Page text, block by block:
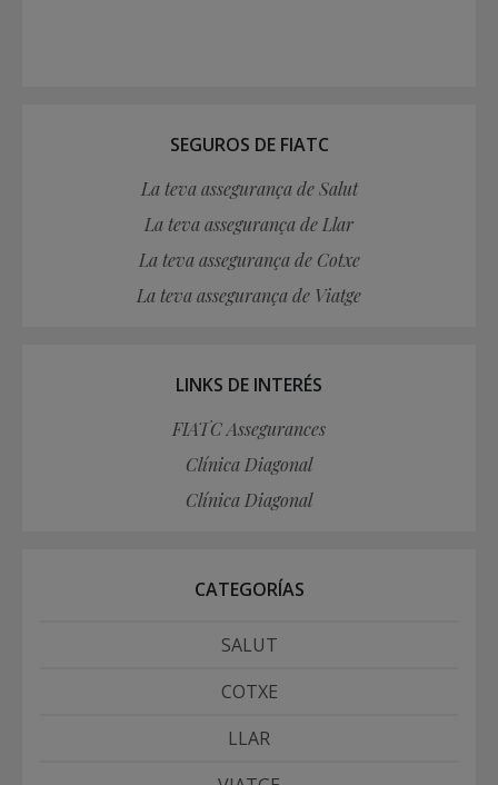
SEGUROS DE FIATC
La teva assegurança de Salut
La teva assegurança de Llar
La teva assegurança de Cotxe
La teva assegurança de Viatge
LINKS DE INTERÉS
FIATC Assegurances
Clínica Diagonal
Clínica Diagonal
CATEGORÍAS
SALUT
COTXE
LLAR